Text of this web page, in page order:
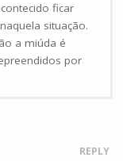
ficar
situação.
a miúda é
por
REPLY